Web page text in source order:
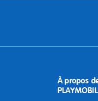
À propos
PLAYMOBIL